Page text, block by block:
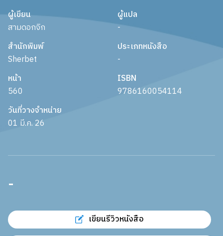
ผู้เขียน
สามดอกจิก
ผู้แปล
-
สำนักพิมพ์
Sherbet
ประเภทหนังสือ
-
หน้า
560
ISBN
9786160054114
วันที่วางจำหน่าย
01 มี.ค. 26
-
เขียนรีวิวหนังสือ